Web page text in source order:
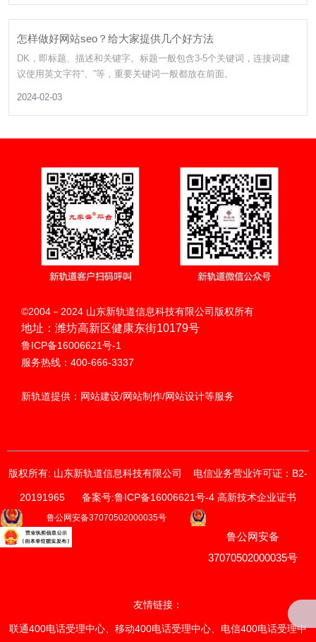
怎样做好网站seo？给大家提供几个好方法
DK，即标题、描述和关键字。标题一般包含3-5个关键词，连接词建
议使用英文字符“、”等，重要关键词一般都放在前面。
2024-02-03
扫码呼叫
©2004－2024 山东新轨道信息科技有限公司版权所有
地址：潍坊高新区健康东街10179号
鲁ICP备16006621号-1
服务热线：400-666-3337
新轨道提供：网站建设/网站制作/网站设计等服务
获取价格与方案
请输入您的联系方式
我们的销售顾问将尽快与您联系。
* 电话
版权所有: 山东新轨道信息科技有限公司 电信业务营业许可证：B2-
20191965 备案号:鲁ICP备16006621号-4 高新技术企业证书
鲁公网安备37070502000035号
鲁公网安备
37070502000035号
友情链接：
联通400电话受理中心 移动400电话受理中心 电信400电话受理中